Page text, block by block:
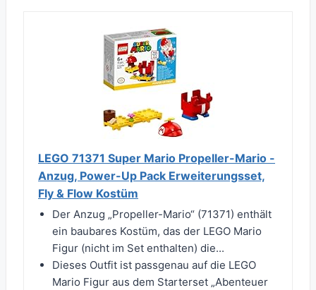
LEGO 71371 Super Mario Propeller-Mario -
Anzug, Power-Up Pack Erweiterungsset,
Fly & Flow Kostüm
Der Anzug „Propeller-Mario“ (71371) enthält
ein baubares Kostüm, das der LEGO Mario
Figur (nicht im Set enthalten) die...
Dieses Outfit ist passgenau auf die LEGO
Mario Figur aus dem Starterset „Abenteuer